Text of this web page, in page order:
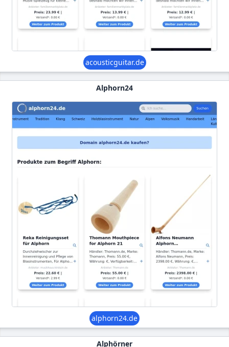
acousticguitar.de
Alphorn24
alphorn24.de
Alphörner